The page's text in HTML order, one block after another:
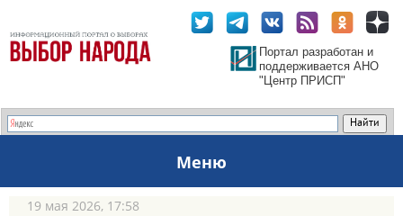
Портал разработан и
поддерживается АНО
"Центр ПРИСП"
Меню
19 мая 2026, 17:58